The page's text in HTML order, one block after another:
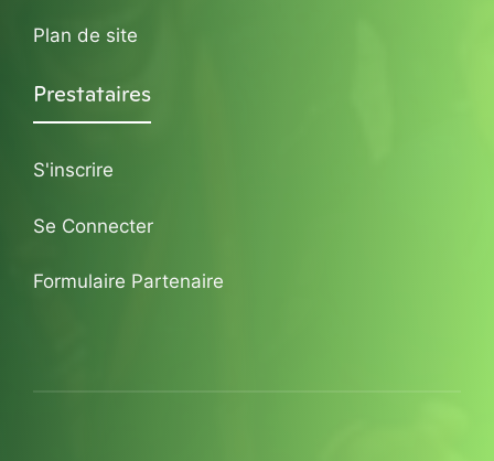
Plan de site
Prestataires
S'inscrire
Se Connecter
Formulaire Partenaire